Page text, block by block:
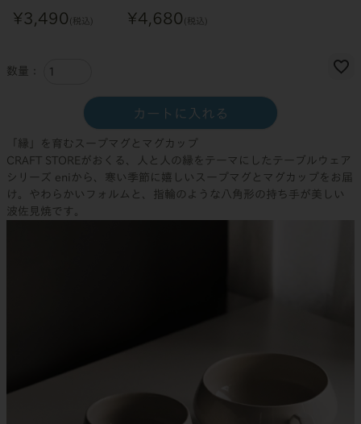
¥3,490 税込 ¥4,680 税込
カートに入れる
「縁」を育むスープマグとマグカップ
CRAFT STOREがおくる、人と人の縁をテーマにしたテーブルウェア
シリーズ eniから、寒い季節に嬉しいスープマグとマグカップをお届
け。やわらかいフォルムと、指輪のような八角形の持ち手が美しい
波佐見焼です。